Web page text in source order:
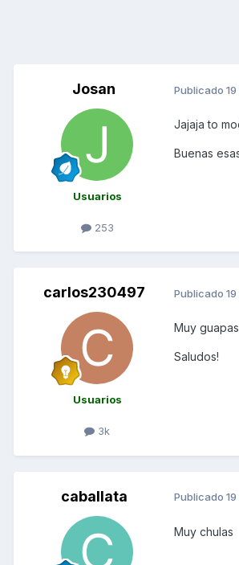
Josan
Usuarios
253
Publicado
Jajaja to
Buenas
carlos230497
Usuarios
3k
Publicado
Muy
Saludos!
caballata Publicado
Muy chulas